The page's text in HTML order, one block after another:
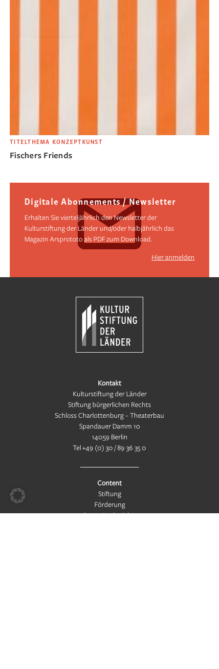
TITELTHEMA KONZEPTKUNST
Fischers Friends
Digitale Abonnements / Newsletter
Erhalten Sie vierteljährlich den Newsletter der
Kulturstiftung der Länder und/oder halbjährlich das
Magazin Arsprototo als PDF zum Download.
Hier anmelden
Kontakt
Kulturstiftung der Länder
Stiftung bürgerlichen Rechts
Schloss Charlottenburg – Theaterbau
Spandauer Damm 10
14059 Berlin
Tel+49 (0) 30 / 89 36 35 0
Content
Stiftung
Förderung
Operative Projekte